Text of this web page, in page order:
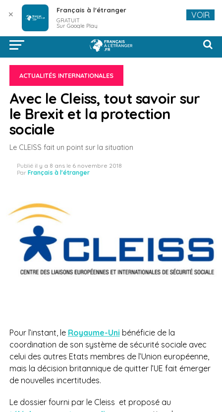
ACTUALITÉS INTERNATIONALES
Avec le Cleiss, tout savoir sur
le Brexit et la protection
sociale
Le CLEISS fait un point sur la situation
Publié il y a 8 ans le 6 novembre 2018
Par Français à l'étranger
Pour l’instant, le Royaume-Uni bénéficie de la
coordination de son système de sécurité sociale avec
celui des autres Etats membres de l’Union européenne,
mais la décision britannique de quitter l’UE fait émerger
de nouvelles incertitudes.
Le dossier fourni par le Cleiss et proposé au
✕ Français à l'étranger
GRATUIT
Sur Google Play
VOIR